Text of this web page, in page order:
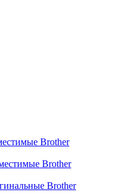
Brother
Brother
Brother